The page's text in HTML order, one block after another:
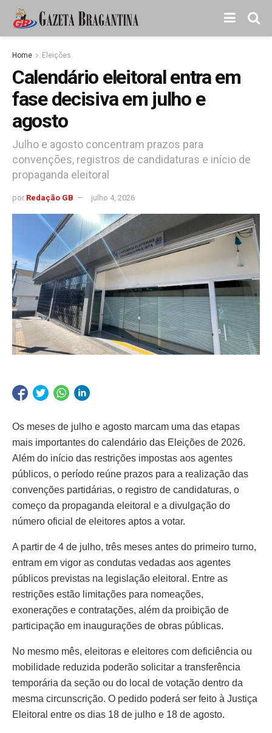
Home Eleições
Calendário eleitoral entra em
fase decisiva em julho e
agosto
Julho e agosto concentram prazos para
convenções, registros de candidaturas e início de
propaganda eleitoral
por Redação GB julho 4, 2026
Os meses de julho e agosto marcam uma das etapas
mais importantes do calendário das Eleições de 2026.
Além do início das restrições impostas aos agentes
públicos, o período reúne prazos para a realização das
convenções partidárias, o registro de candidaturas, o
começo da propaganda eleitoral e a divulgação do
número oficial de eleitores aptos a votar.
A partir de 4 de julho, três meses antes do primeiro turno,
entram em vigor as condutas vedadas aos agentes
públicos previstas na legislação eleitoral. Entre as
restrições estão limitações para nomeações,
exonerações e contratações, além da proibição de
participação em inaugurações de obras públicas.
No mesmo mês, eleitoras e eleitores com deficiência ou
mobilidade reduzida poderão solicitar a transferência
temporária da seção ou do local de votação dentro da
mesma circunscrição. O pedido poderá ser feito à Justiça
Eleitoral entre os dias 18 de julho e 18 de agosto.